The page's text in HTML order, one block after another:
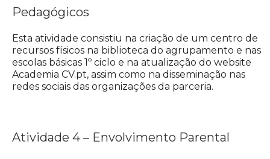
Pedagógicos
Esta atividade consistiu na criação de um centro de
recursos físicos na biblioteca do agrupamento e nas
escolas básicas 1º ciclo e na atualização do website
Academia CV.pt, assim como na disseminação nas
redes sociais das organizações da parceria.
Atividade 4 – Envolvimento Parental